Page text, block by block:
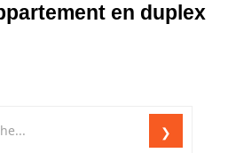
en duplex